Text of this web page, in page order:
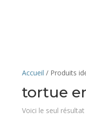
Accueil / Produits
tortue
Voici le seul résultat